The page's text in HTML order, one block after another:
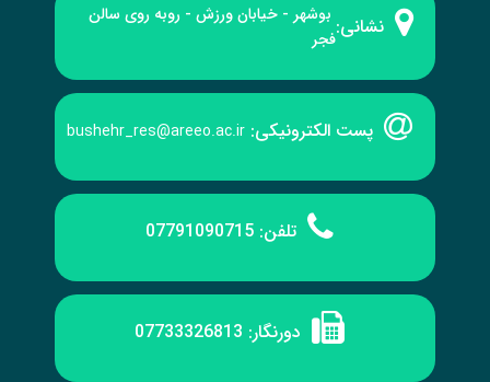
نشانی: بوشهر - خیابان ورزش - روبه‌ روی سالن
فجر
پست الکترونیکی: bushehr_res@areeo.ac.ir
تلفن: 07791090715
دورنگار: 07733326813